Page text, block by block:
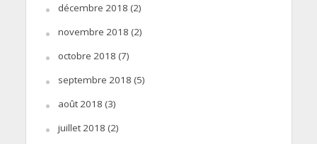
décembre 2018 (2)
novembre 2018 (2)
octobre 2018 (7)
septembre 2018 (5)
août 2018 (3)
juillet 2018 (2)